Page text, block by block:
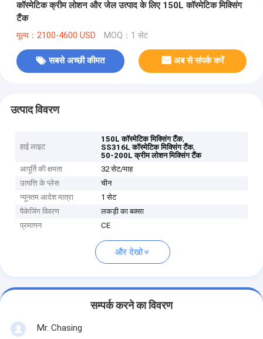
कॉस्मेटिक क्रीम लोशन और जेल उत्पाद के लिए 150L कॉस्मेटिक मिक्सिंग
टैंक
मूल्य：2100-4600 USD MOQ：1 सेट
सबसे अच्छी कीमत अब से संपर्क करें
उत्पाद विवरण
हाई लाइट
150L कॉस्मेटिक मिक्सिंग टैंक,
SS316L कॉस्मेटिक मिक्सिंग टैंक,
50-200L क्रीम लोशन मिक्सिंग टैंक
आपूर्ति की क्षमता
32 सेट/माह
उत्पत्ति के प्लेस
चीन
न्यूनतम आदेश मात्रा
1 सेट
पैकेजिंग विवरण
लकड़ी का बक्सा
प्रमाणन
CE
और देखो
सम्पर्क करने का विवरण
Mr. Chasing